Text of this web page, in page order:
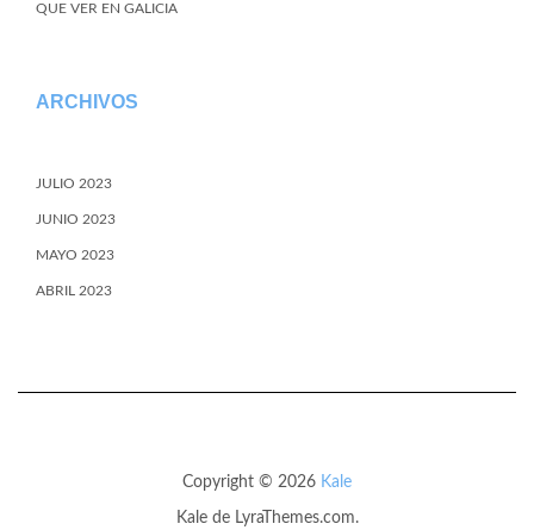
QUE VER EN GALICIA
ARCHIVOS
JULIO 2023
JUNIO 2023
MAYO 2023
ABRIL 2023
Copyright © 2026 Kale
Kalede LyraThemes.com.